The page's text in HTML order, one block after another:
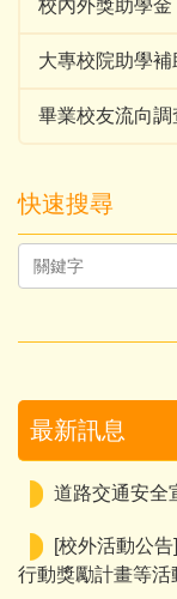
校內外獎助學金
大專校院助學補
畢業校友流向調
快速搜尋
最新訊息
道路交通安全
[校外活動公
行動獎勵計畫等活